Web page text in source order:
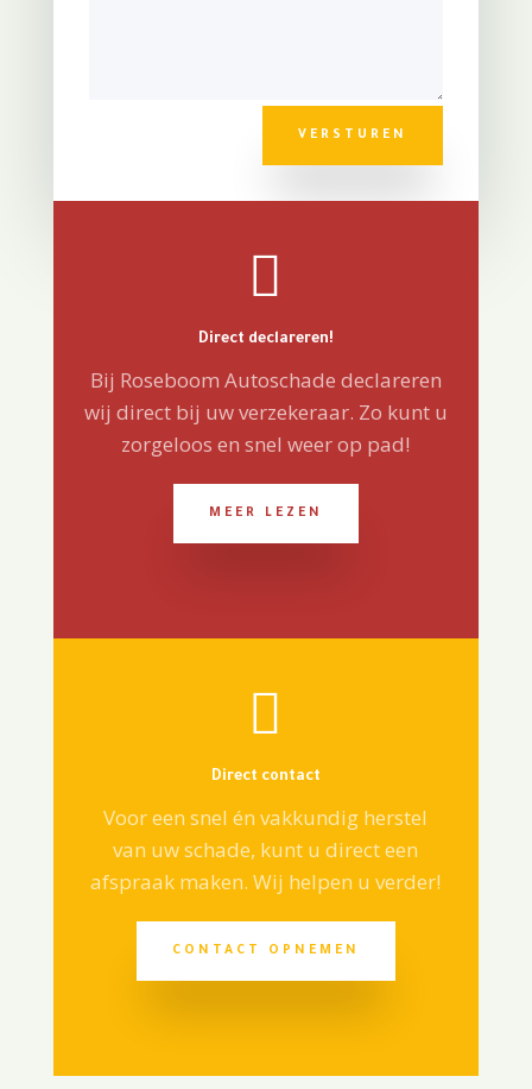
VERSTUREN

Direct declareren!
Bij Roseboom Autoschade declareren
wij direct bij uw verzekeraar. Zo kunt u
zorgeloos en snel weer op pad!
MEER LEZEN

Direct contact
Voor een snel én vakkundig herstel
van uw schade, kunt u direct een
afspraak maken. Wij helpen u verder!
CONTACT OPNEMEN